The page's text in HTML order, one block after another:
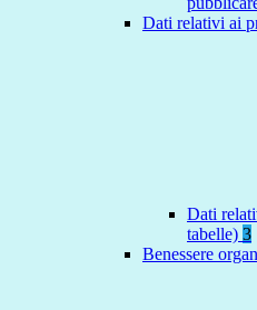
Dati relativi ai
Dati
tabelle) 3
Benessere